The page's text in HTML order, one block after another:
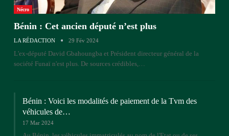
Nécro
Bénin : Cet ancien député n’est plus
LA RÉDACTION 29 Fév 2024
L'ex-député David Gbahoungba et Président directeur général de la
société Funaï n'est plus. De sources crédibles,…
Bénin : Voici les modalités de paiement de la Tvm des
véhicules de…
17 Mar 2024